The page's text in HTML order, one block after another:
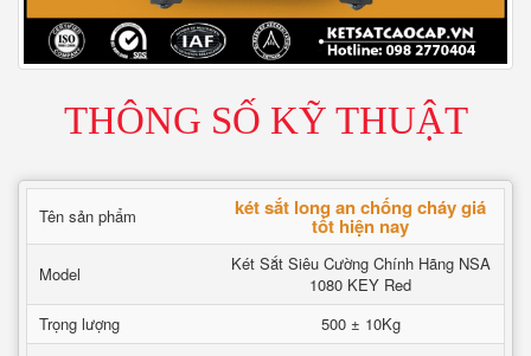
THÔNG SỐ KỸ THUẬT
Tên sản phẩm két sắt long an chống cháy giá
tốt hiện nay
Model
Két Sắt Siêu Cường Chính Hãng NSA
1080 KEY Red
Trọng lượng
500 ± 10Kg